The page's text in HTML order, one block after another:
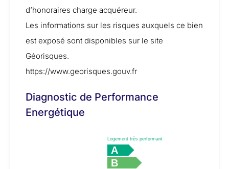
d’honoraires charge acquéreur.
Les informations sur les risques auxquels ce bien
est exposé sont disponibles sur le site
Géorisques.
https://www.georisques.gouv.fr
Diagnostic de Performance
Energétique
Logement très performant
A
B